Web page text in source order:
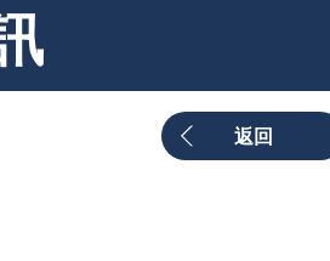
返回